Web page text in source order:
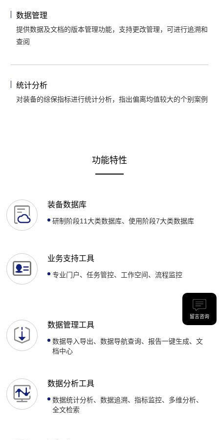
数据管理
提供数据及文档的版本管理功能，支持更改管理，可进行追溯和
查阅
统计分析
对装备的综保指标进行统计分析，指出偏离均值较大的个别案例
功能特性
装备数据库
研制阶段11大类数据库、使用阶段7大类数据库
业务支持工具
专业门户、任务管控、工作空间、流程监控
数据管理工具
数据导入导出、数据导航查询、报告一键生成、文
档中心
数据分析工具
数据统计分析、数据追溯、指标监控、多维分析、
全文检索
留言咨询